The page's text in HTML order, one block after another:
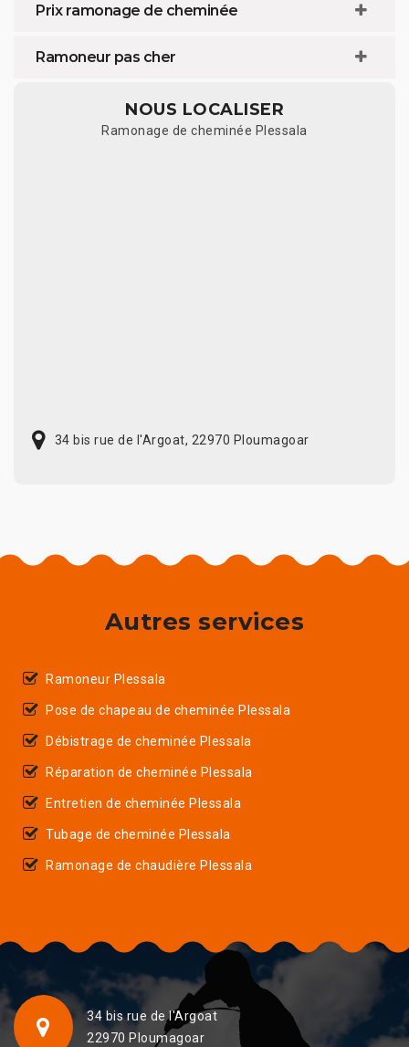
Prix ramonage de cheminée
Ramoneur pas cher
NOUS LOCALISER
Ramonage de cheminée Plessala
34 bis rue de l'Argoat, 22970 Ploumagoar
Autres services
Ramoneur Plessala
Pose de chapeau de cheminée Plessala
Débistrage de cheminée Plessala
Réparation de cheminée Plessala
Entretien de cheminée Plessala
Tubage de cheminée Plessala
Ramonage de chaudière Plessala
34 bis rue de l'Argoat
22970 Ploumagoar